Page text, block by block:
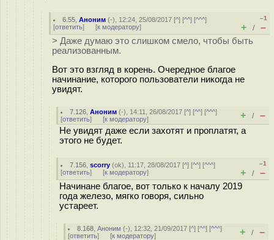
6.55 ,Аноним (-), 12:24, 25/08/2017 [^] [^^] [^^^]
[ответить] [к модератору]
–1
+ / –
> Даже думаю это слишком смело, чтобы быть
реализованным.
Вот это взгляд в корень. Очередное благое
начинание, которого пользователи никогда не
увидят.
7.126 ,Аноним (-), 14:11, 26/08/2017 [^] [^^] [^^^]
[ответить] [к модератору] + / –
Не увидят даже если захотят и проплатят, а
этого не будет.
7.156 ,scorry (ok), 11:17, 28/08/2017 [^] [^^] [^^^]
[ответить] [к модератору]
–1
+ / –
Начинане благое, вот только к началу 2019
года железо, мягко говоря, сильно
устареет.
8.168 ,Аноним (-), 12:32, 21/09/2017 [^] [^^] [^^^]
[ответить] [к модератору] + / –